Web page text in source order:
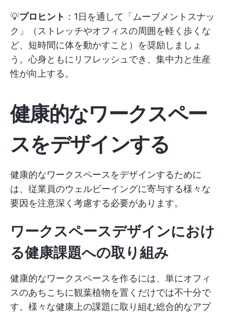
💡プロヒント ：1日を通して「ムーブメントスナッ
ク」（ストレッチやオフィスの周囲を軽く歩くな
ど、短時間に体を動かすこと）を奨励しましょ
う。心身ともにリフレッシュでき、集中力と生産
性が向上する。
健康的なワークスペー
スをデザインする
健康的なワークスペースをデザインするために
は、従業員のウェルビーイングに寄与する様々な
要因を注意深く考慮する必要があります。
ワークスペースデザインにおけ
る健康課題への取り組み
健康的なワークスペースを作るには、単にオフィ
スのあちこちに観葉植物を置くだけでは不十分で
す。様々な健康上の課題に取り組む総合的なアプ